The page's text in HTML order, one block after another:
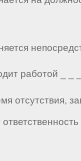
работой _ _